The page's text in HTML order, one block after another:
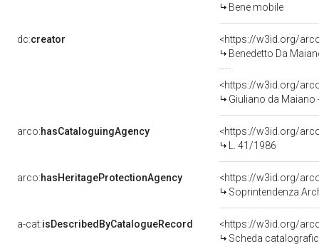
Bene mobile
dc:creator
<https://w3id.org/
Benedetto Da
<https://w3id.org/
Giuliano da Maiano
arco:hasCataloguingAgency
<https://w3id.org/
L. 41/1986
arco:hasHeritageProtectionAgency
<https://w3id.org/
Soprintendenza
a-cat:isDescribedByCatalogueRecord
<https://w3id.org/
Scheda